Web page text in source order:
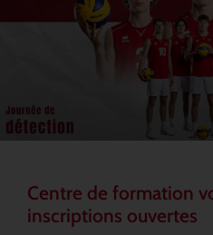
Centre de formation
inscriptions ouvertes